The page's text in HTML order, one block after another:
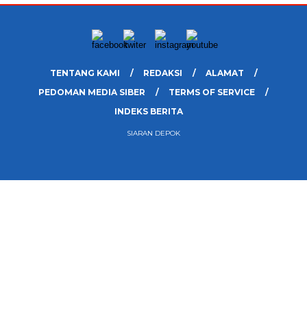
TENTANG KAMI REDAKSI
ALAMAT
PEDOMAN MEDIA SIBER
TERMS OF SERVICE
INDEKS BERITA
SIARAN DEPOK